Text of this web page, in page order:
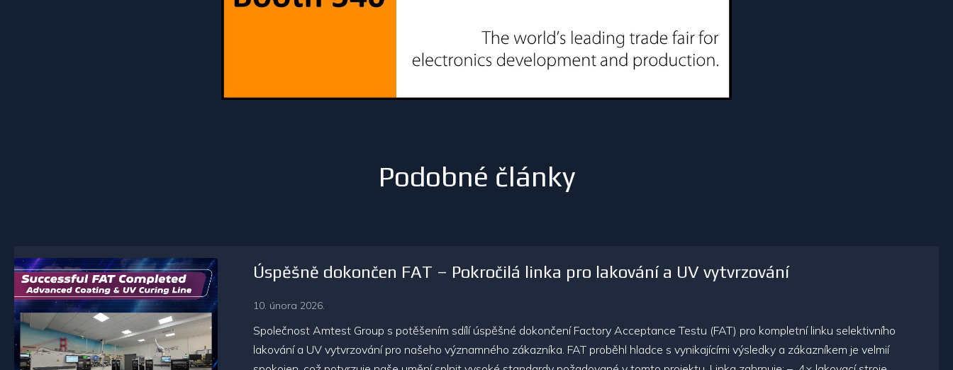
Podobné články
Úspěšně dokončen FAT – Pokročilá linka pro lakování a UV vytvrzování
10. února 2026.
Společnost Amtest Group s potěšením sdílí úspěšné dokončení Factory Acceptance Testu (FAT) pro kompletní linku selektivního
lakování a UV vytvrzování pro našeho významného zákazníka. FAT proběhl hladce s vynikajícími výsledky a zákazníkem je velmií